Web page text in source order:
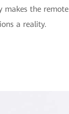
makes the remote
a reality.